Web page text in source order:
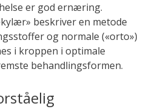
er god ernæring.
beskriver en metode
og normale («orto»)
i kroppen i optimale
behandlingsformen.